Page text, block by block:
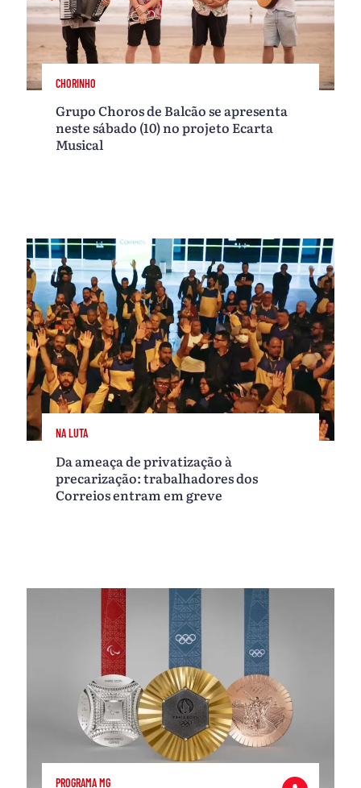
CHORINHO
Grupo Choros de Balcão se apresenta
neste sábado (10) no projeto Ecarta
Musical
NA LUTA
Da ameaça de privatização à
precarização: trabalhadores dos
Correios entram em greve
PROGRAMA MG